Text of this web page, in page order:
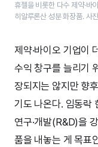
휴젤을 비롯한 다수 제약·바
히알루론산 성분 화장품. 사
제약·바이오 기업이
수익 창구를 늘리기
장되지는 않지만 향
기도 나온다. 임동락
연구·개발(R&D)을
품을 내놓는 게 목표